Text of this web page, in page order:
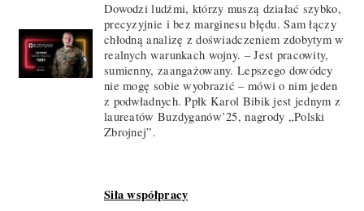
Dowodzi ludźmi, którzy muszą działać szybko,
precyzyjnie i bez marginesu błędu. Sam łączy
chłodną analizę z doświadczeniem zdobytym w
realnych warunkach wojny. – Jest pracowity,
sumienny, zaangażowany. Lepszego dowódcy
nie mogę sobie wyobrazić – mówi o nim jeden
z podwładnych. Ppłk Karol Bibik jest jednym z
laureatów Buzdyganów’25, nagrody „Polski
Zbrojnej”.
Siła współpracy